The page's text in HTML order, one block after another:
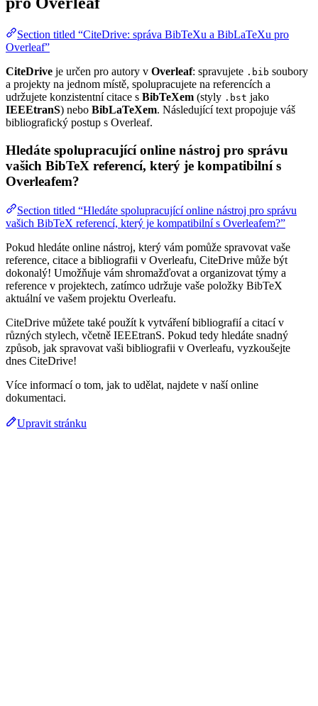
Section titled “CiteDrive: správa BibTeXu a BibLaTeXu pro
Overleaf”
CiteDrive je určen pro autory v Overleaf: spravujete .bib soubory
a projekty na jednom místě, spolupracujete na referencích a
udržujete konzistentní citace s BibTeXem (styly .bst jako
IEEEtranS) nebo BibLaTeXem. Následující text propojuje váš
bibliografický postup s Overleaf.
Hledáte spolupracující online nástroj pro správu
vašich BibTeX referencí, který je kompatibilní s
Overleafem?
Section titled “Hledáte spolupracující online nástroj pro správu
vašich BibTeX referencí, který je kompatibilní s Overleafem?”
Pokud hledáte online nástroj, který vám pomůže spravovat vaše
reference, citace a bibliografii v Overleafu, CiteDrive může být
dokonalý! Umožňuje vám shromažďovat a organizovat týmy a
reference v projektech, zatímco udržuje vaše položky BibTeX
aktuální ve vašem projektu Overleafu.
CiteDrive můžete také použít k vytváření bibliografií a citací v
různých stylech, včetně IEEEtranS. Pokud tedy hledáte snadný
způsob, jak spravovat vaši bibliografii v Overleafu, vyzkoušejte
dnes CiteDrive!
Více informací o tom, jak to udělat, najdete v naší online
dokumentaci.
Upravit stránku